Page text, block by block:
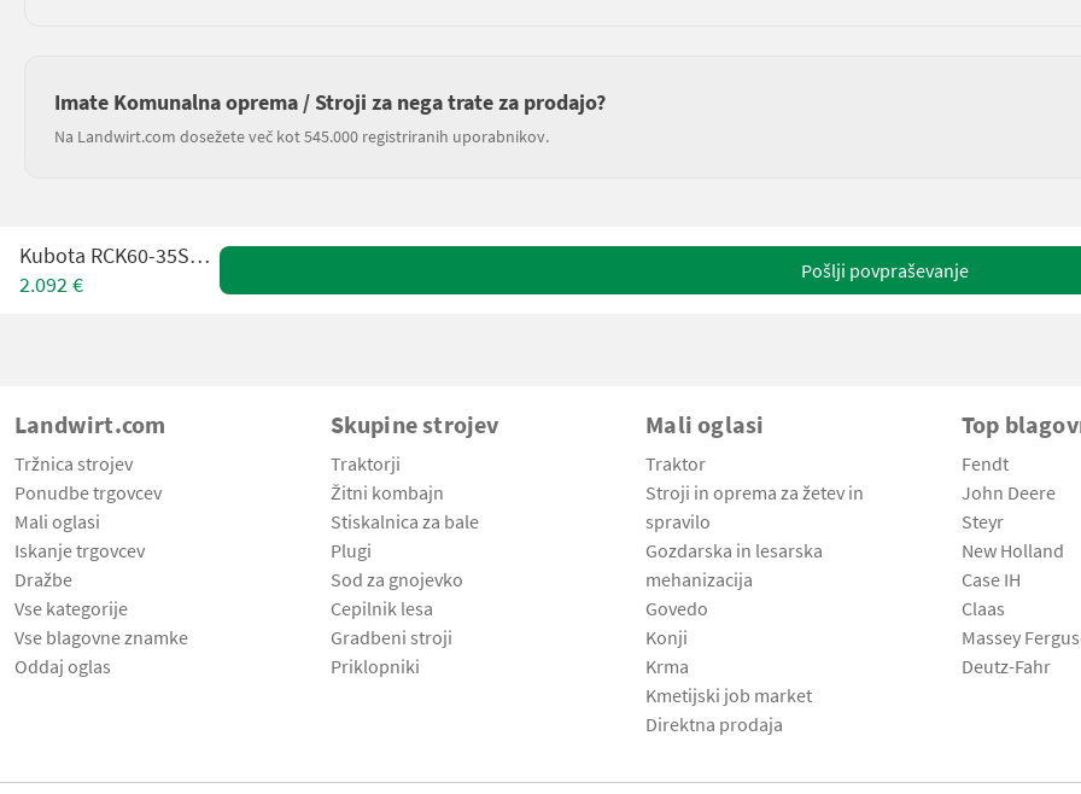
Imate Komunalna oprema / Stroji za nega trate za prodajo?
Na Landwirt.com dosežete več kot 545.000 registriranih uporabnikov.
Kubota RCK60-35ST-EU-F
2.092 €
Pošlji povpraševanje
Landwirt.com
Tržnica strojev
Ponudbe trgovcev
Mali oglasi
Iskanje trgovcev
Dražbe
Vse kategorije
Vse blagovne znamke
Oddaj oglas
Skupine strojev
Traktorji
Žitni kombajn
Stiskalnica za bale
Plugi
Sod za gnojevko
Cepilnik lesa
Gradbeni stroji
Priklopniki
Mali oglasi
Traktor
Stroji in oprema za žetev in
spravilo
Gozdarska in lesarska
mehanizacija
Govedo
Konji
Krma
Kmetijski job market
Direktna prodaja
Top
Fendt
John Deere
Steyr
New Holland
Case IH
Claas
Massey
Deutz-Fahr